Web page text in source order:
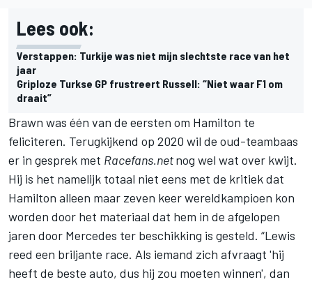
Lees ook:
Verstappen: Turkije was niet mijn slechtste race van het
jaar
Griploze Turkse GP frustreert Russell: “Niet waar F1 om
draait”
Brawn was één van de eersten om Hamilton te
feliciteren. Terugkijkend op 2020 wil de oud-teambaas
er in gesprek met Racefans.netnog wel wat over kwijt.
Hij is het namelijk totaal niet eens met de kritiek dat
Hamilton alleen maar zeven keer wereldkampioen kon
worden door het materiaal dat hem in de afgelopen
jaren door Mercedes ter beschikking is gesteld. “Lewis
reed een briljante race. Als iemand zich afvraagt 'hij
heeft de beste auto, dus hij zou moeten winnen', dan